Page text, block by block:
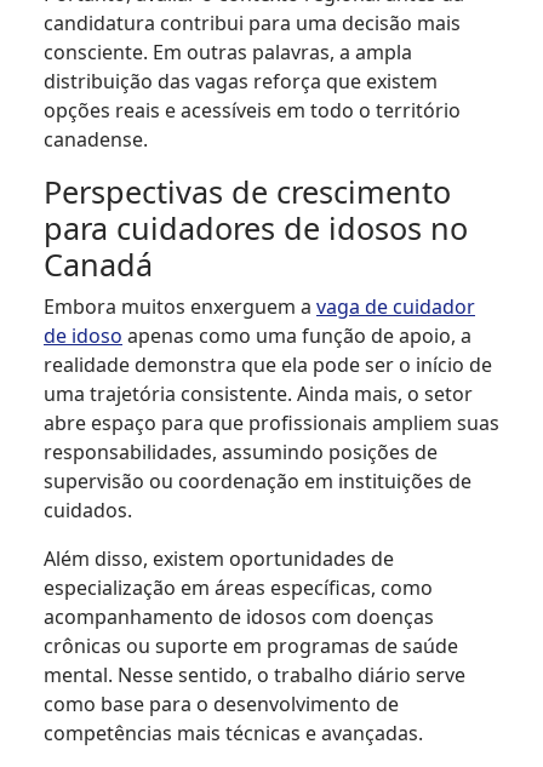
candidatura contribui para uma decisão mais
consciente. Em outras palavras, a ampla
distribuição das vagas reforça que existem
opções reais e acessíveis em todo o território
canadense.
Perspectivas de crescimento
para cuidadores de idosos no
Canadá
Embora muitos enxerguem a vaga de cuidador
de idoso apenas como uma função de apoio, a
realidade demonstra que ela pode ser o início de
uma trajetória consistente. Ainda mais, o setor
abre espaço para que profissionais ampliem suas
responsabilidades, assumindo posições de
supervisão ou coordenação em instituições de
cuidados.
Além disso, existem oportunidades de
especialização em áreas específicas, como
acompanhamento de idosos com doenças
crônicas ou suporte em programas de saúde
mental. Nesse sentido, o trabalho diário serve
como base para o desenvolvimento de
competências mais técnicas e avançadas.